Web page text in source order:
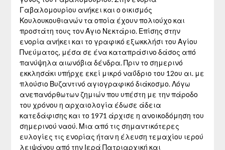
Γαβαλομουρίου ανήκει και ο οικισμός
Κουλουκουθιανών τα οποία έχουν πολιούχο και
προστάτη τους τον Άγιο Νεκτάριο. Επίσης στην
ενορία ανήκει και το γραφικό εξωκκλήσι του Αγίου
Πνεύματος, μέσα σε ένα καταπράσινο δάσος από
πανύψηλα αιωνόβια δένδρα. Πριν το σημερινό
εκκλησάκι υπήρχε εκεί μικρό ναΰδριο του 12ου αι. με
πλούσιο Βυζαντινό αγιογραφικό διάκοσμο. Λόγω
ανεπανόρθωτων ζημιών που υπέστη με την πάροδο
του χρόνου η αρχαιολογία έδωσε άδεια
κατεδάφισης και το 1971 άρχισε η ανοικοδόμηση του
σημερινού ναού. Μια από τις σημαντικότερες
ευλογίες τις ενορίας ήταν η έλευση τεμαχίου ιερού
λειψάνου από την Ιερά Πατριαρχική και